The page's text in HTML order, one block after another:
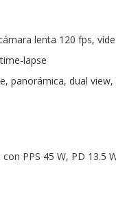
lenta 120 fps,
lapse
panorámica, dual
PPS 45 W, PD 13.5